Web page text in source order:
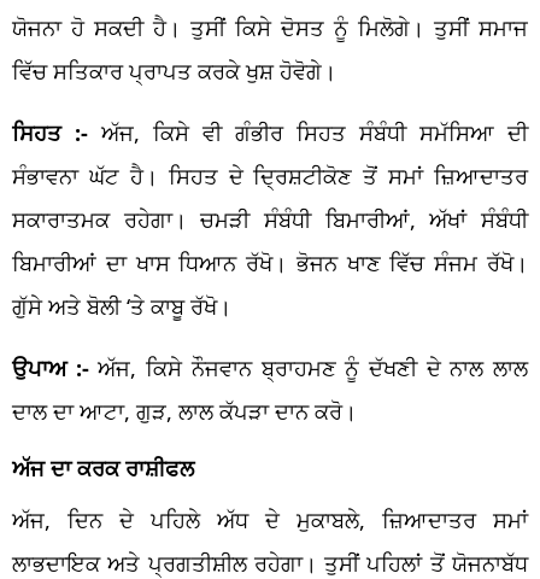
ਯੋਜਨਾ ਹੋ ਸਕਦੀ ਹੈ। ਤੁਸੀਂ ਕਿਸੇ ਦੋਸਤ ਨੂੰ ਮਿਲੋਗੇ। ਤੁਸੀਂ ਸਮਾਜ
ਵਿੱਚ ਸਤਿਕਾਰ ਪ੍ਰਾਪਤ ਕਰਕੇ ਖੁਸ਼ ਹੋਵੋਗੇ।
ਸਿਹਤ :- ਅੱਜ, ਕਿਸੇ ਵੀ ਗੰਭੀਰ ਸਿਹਤ ਸੰਬੰਧੀ ਸਮੱਸਿਆ ਦੀ
ਸੰਭਾਵਨਾ ਘੱਟ ਹੈ। ਸਿਹਤ ਦੇ ਦ੍ਰਿਸ਼ਟੀਕੋਣ ਤੋਂ ਸਮਾਂ ਜ਼ਿਆਦਾਤਰ
ਸਕਾਰਾਤਮਕ ਰਹੇਗਾ। ਚਮੜੀ ਸੰਬੰਧੀ ਬਿਮਾਰੀਆਂ, ਅੱਖਾਂ ਸੰਬੰਧੀ
ਬਿਮਾਰੀਆਂ ਦਾ ਖਾਸ ਧਿਆਨ ਰੱਖੋ। ਭੋਜਨ ਖਾਣ ਵਿੱਚ ਸੰਜਮ ਰੱਖੋ।
ਗੁੱਸੇ ਅਤੇ ਬੋਲੀ ‘ਤੇ ਕਾਬੂ ਰੱਖੋ।
ਉਪਾਅ :-ਅੱਜ, ਕਿਸੇ ਨੌਜਵਾਨ ਬ੍ਰਾਹਮਣ ਨੂੰ ਦੱਖਣੀ ਦੇ ਨਾਲ ਲਾਲ
ਦਾਲ ਦਾ ਆਟਾ, ਗੁੜ, ਲਾਲ ਕੱਪੜਾ ਦਾਨ ਕਰੋ।
ਅੱਜ ਦਾ ਕਰਕ ਰਾਸ਼ੀਫਲ
ਅੱਜ, ਦਿਨ ਦੇ ਪਹਿਲੇ ਅੱਧ ਦੇ ਮੁਕਾਬਲੇ, ਜ਼ਿਆਦਾਤਰ ਸਮਾਂ
ਲਾਭਦਾਇਕ ਅਤੇ ਪ੍ਰਗਤੀਸ਼ੀਲ ਰਹੇਗਾ। ਤੁਸੀਂ ਪਹਿਲਾਂ ਤੋਂ ਯੋਜਨਾਬੱਧ